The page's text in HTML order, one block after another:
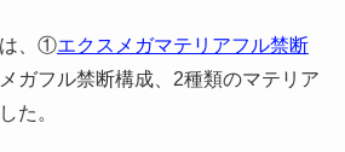
は、①エクスメガマテリアフル禁断
ガフル禁断構成、2種類のマテリア
た。